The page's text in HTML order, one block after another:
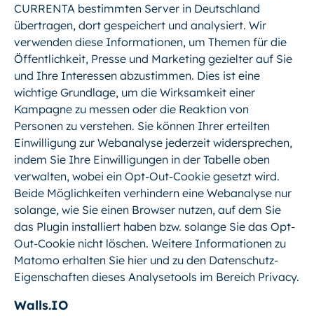
CURRENTA bestimmten Server in Deutschland
übertragen, dort gespeichert und analysiert. Wir
verwenden diese Informationen, um Themen für die
Öffentlichkeit, Presse und Marketing gezielter auf Sie
und Ihre Interessen abzustimmen. Dies ist eine
wichtige Grundlage, um die Wirksamkeit einer
Kampagne zu messen oder die Reaktion von
Personen zu verstehen. Sie können Ihrer erteilten
Einwilligung zur Webanalyse jederzeit widersprechen,
indem Sie Ihre Einwilligungen in der Tabelle oben
verwalten, wobei ein Opt-Out-Cookie gesetzt wird.
Beide Möglichkeiten verhindern eine Webanalyse nur
solange, wie Sie einen Browser nutzen, auf dem Sie
das Plugin installiert haben bzw. solange Sie das Opt-
Out-Cookie nicht löschen. Weitere Informationen zu
Matomo erhalten Sie hier und zu den Datenschutz-
Eigenschaften dieses Analysetools im Bereich Privacy.
Walls.IO